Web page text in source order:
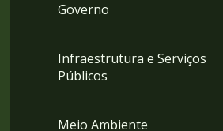
Governo
Infraestrutura e Serviços
Públicos
Meio Ambiente